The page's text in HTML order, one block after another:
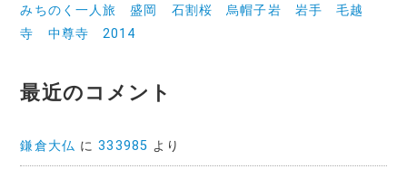
みちのく一人旅 盛岡 石割桜 烏帽子岩 岩手 毛越
寺 中尊寺 2014
最近のコメント
鎌倉大仏 に333985 より